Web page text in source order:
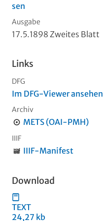
sen
Ausgabe
17.5.1898 Zweites Blatt
Links
DFG
Im DFG-Viewer ansehen
Archiv
METS (OAI-PMH)
IIIF
IIIF-Manifest
Download
TEXT
24,27 kb